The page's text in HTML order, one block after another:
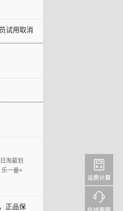
试用取消
淘最划
一番×
正品保